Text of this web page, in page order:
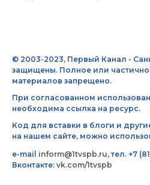
© 2003-2023, Первый Канал -
защищены. Полное или
материалов запрещено.
При согласованном
необходима ссылка на ресурс.
Код для вставки в блоги и
на нашем сайте, можно
e-mail inform@1tvspb.ru, тел. +7
Вконтакте: vk.com/1tvspb